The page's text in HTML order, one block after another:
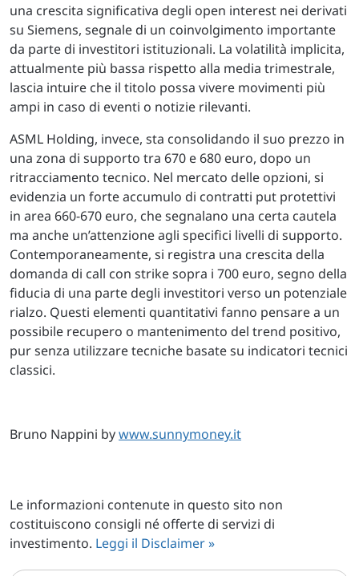
una crescita significativa degli open interest nei derivati
su Siemens, segnale di un coinvolgimento importante
da parte di investitori istituzionali. La volatilità implicita,
attualmente più bassa rispetto alla media trimestrale,
lascia intuire che il titolo possa vivere movimenti più
ampi in caso di eventi o notizie rilevanti.
ASML Holding, invece, sta consolidando il suo prezzo in
una zona di supporto tra 670 e 680 euro, dopo un
ritracciamento tecnico. Nel mercato delle opzioni, si
evidenzia un forte accumulo di contratti put protettivi
in area 660-670 euro, che segnalano una certa cautela
ma anche un’attenzione agli specifici livelli di supporto.
Contemporaneamente, si registra una crescita della
domanda di call con strike sopra i 700 euro, segno della
fiducia di una parte degli investitori verso un potenziale
rialzo. Questi elementi quantitativi fanno pensare a un
possibile recupero o mantenimento del trend positivo,
pur senza utilizzare tecniche basate su indicatori tecnici
classici.
Bruno Nappini bywww.sunnymoney.it
Le informazioni contenute in questo sito non
costituiscono consigli né offerte di servizi di
investimento. Leggi il Disclaimer »